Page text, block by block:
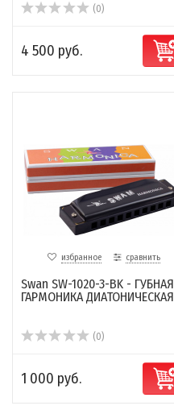
(0)
4 500 руб.
избранное сравнить
Swan SW-1020-3-BK - ГУБНАЯ
ГАРМОНИКА ДИАТОНИЧЕСКАЯ
(0)
1 000 руб.